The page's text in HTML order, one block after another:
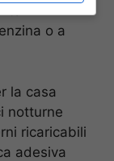
o a
la casa
notturne
ricaricabili
adesiva